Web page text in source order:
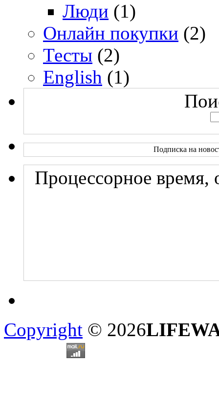
Люди (1)
Онлайн покупки (2)
Тесты (2)
English (1)
Подписка на
Процессорное время,
Copyright © 2026